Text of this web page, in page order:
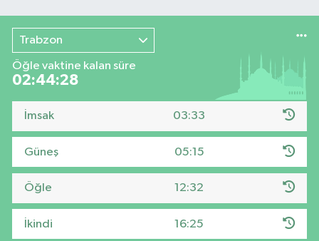
Trabzon
Öğle vaktine kalan süre
02:44:27
İmsak 03:33
Güneş 05:15
Öğle 12:32
İkindi 16:25